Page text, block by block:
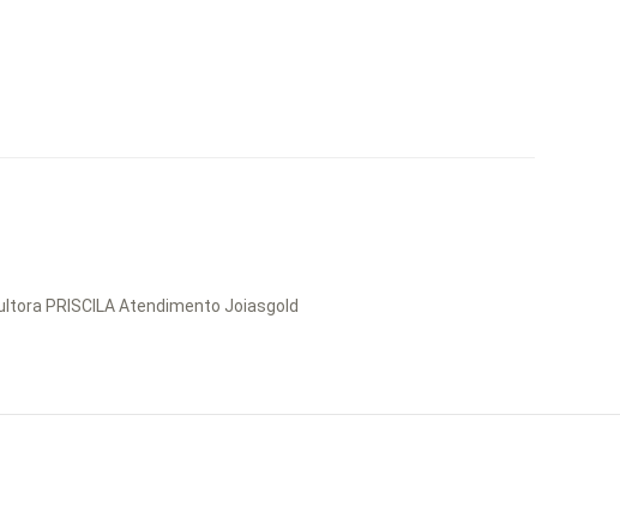
PRISCILA Atendimento Joiasgold